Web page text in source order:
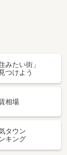
通４丁目
住みたい街」
つけよう
相場
タウン
キング